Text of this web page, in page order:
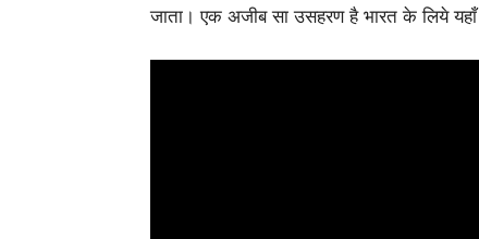
जाता। एक अजीब सा उसहरण है भारत के लिये यहाँ